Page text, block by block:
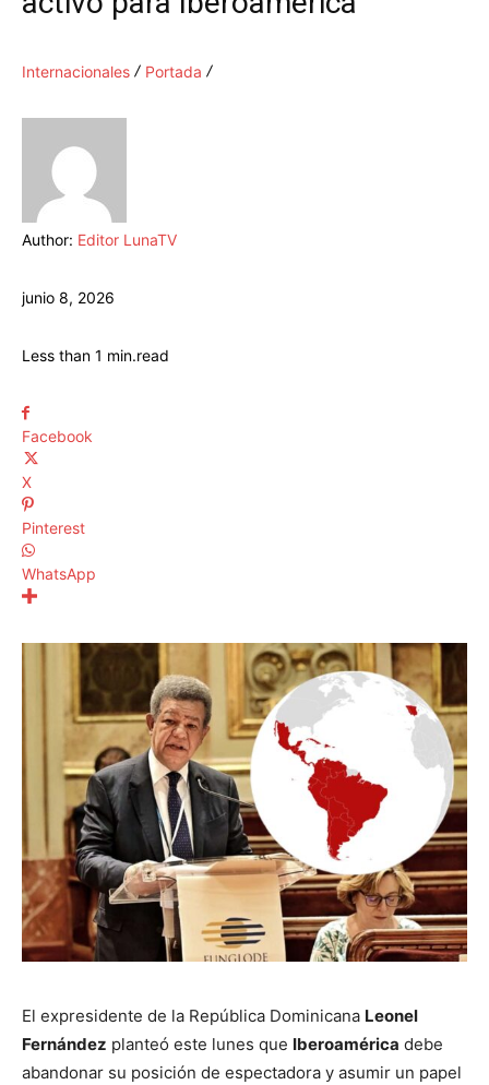
Internacionales Portada
Author: Editor LunaTV
junio 8, 2026
Less than 1 min.read
Facebook
X
Pinterest
WhatsApp
El expresidente de la República Dominicana Leonel
Fernández planteó este lunes que Iberoamérica debe
abandonar su posición de espectadora y asumir un papel